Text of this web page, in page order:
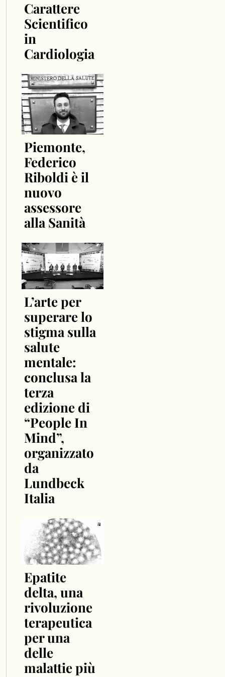
Carattere
Scientifico
in
Cardiologia
Piemonte,
Federico
Riboldi è il
nuovo
assessore
alla Sanità
L’arte per
superare lo
stigma sulla
salute
mentale:
conclusa la
terza
edizione di
“People In
Mind”,
organizzato
da
Lundbeck
Italia
Epatite
delta, una
rivoluzione
terapeutica
per una
delle
malattie più